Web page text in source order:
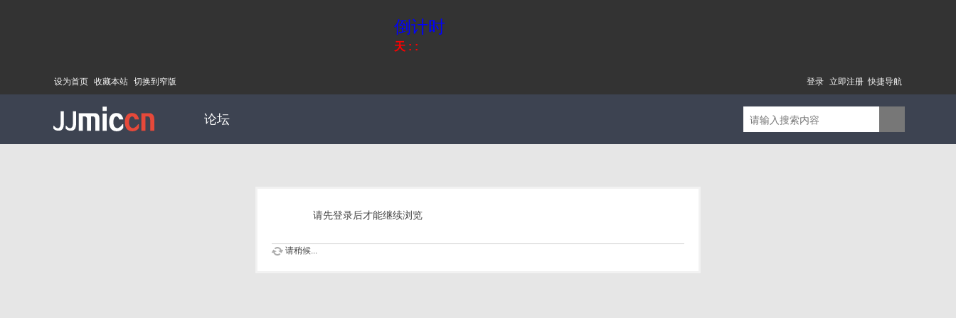
倒计时
天 : :
设为首页 收藏本站 切换到窄版 快捷导航
登录 立即注册
论坛
请先登录后才能继续浏览
请稍候...